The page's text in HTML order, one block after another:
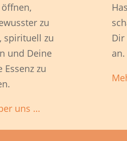
zu
spirituell zu
und Deine
Essenz zu
uns …
Dir
an.